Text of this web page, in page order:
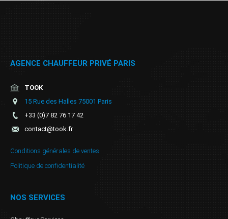
AGENCE CHAUFFEUR PRIVÉ PARIS
TOOK
15 Rue des Halles 75001 Paris
+33 (0)7 82 76 17 42
contact@took.fr
Conditions générales de ventes
Politique de confidentialité
NOS SERVICES